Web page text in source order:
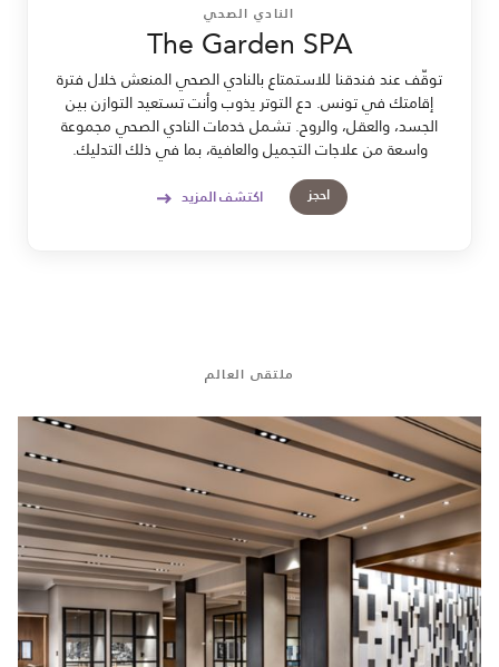
النادي الصحي
The Garden SPA
توقَّف عند فندقنا للاستمتاع بالنادي الصحي المنعش خلال فترة
إقامتك في تونس. دع التوتر يذوب وأنت تستعيد التوازن بين
الجسد، والعقل، والروح. تشمل خدمات النادي الصحي مجموعة
واسعة من علاجات التجميل والعافية، بما في ذلك التدليك.
احجز اكتشف المزيد
ملتقى العالم